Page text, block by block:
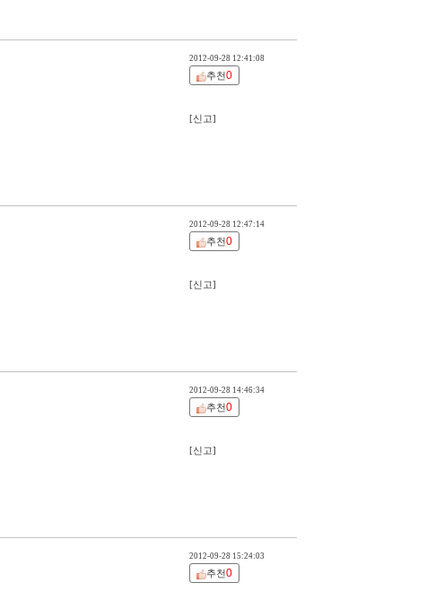
2012-09-28 12:41:08
추천0
[신고]
2012-09-28 12:47:14
추천0
[신고]
2012-09-28 14:46:34
추천0
[신고]
2012-09-28 15:24:03
추천0